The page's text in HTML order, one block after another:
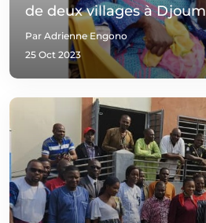
de deux villages à Djoum
Par Adrienne Engono
25 Oct 2023